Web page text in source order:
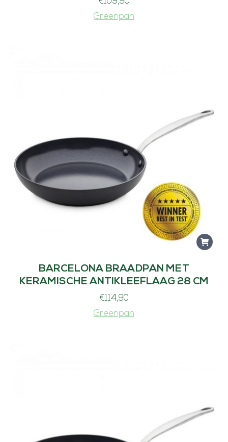
Greenpan
BARCELONA BRAADPAN MET
KERAMISCHE ANTIKLEEFLAAG 28 CM
€114,90
Greenpan